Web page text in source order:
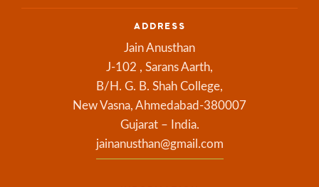
ADDRESS
Jain Anusthan
J-102 , Sarans Aarth,
B/H. G. B. Shah College,
New Vasna, Ahmedabad-380007
Gujarat – India.
jainanusthan@gmail.com